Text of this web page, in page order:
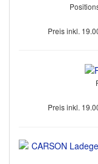
Preis inkl.
Preis inkl.